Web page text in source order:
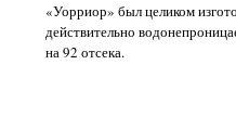
«Уорриор» был целиком
действительно
на 92 отсека.